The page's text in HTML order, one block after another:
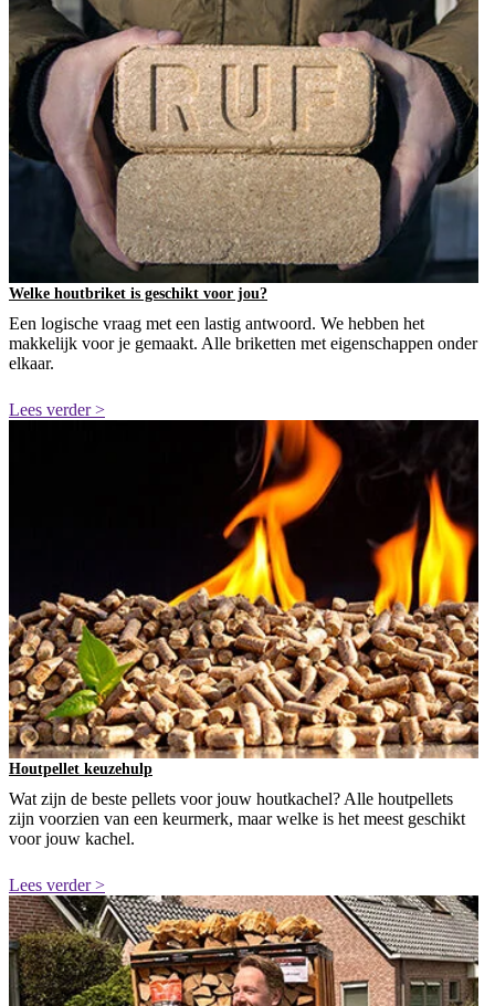
Welke houtbriket is geschikt voor jou?
Een logische vraag met een lastig antwoord. We hebben het
makkelijk voor je gemaakt. Alle briketten met eigenschappen onder
elkaar.
Lees verder >
Houtpellet keuzehulp
Wat zijn de beste pellets voor jouw houtkachel? Alle houtpellets
zijn voorzien van een keurmerk, maar welke is het meest geschikt
voor jouw kachel.
Lees verder >